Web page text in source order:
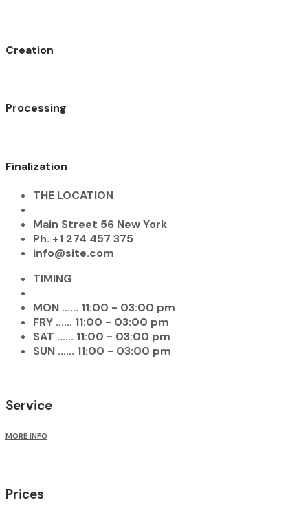
Creation
Processing
Finalization
THE LOCATION
Main Street 56 New York
Ph. +1 274 457 375
info@site.com
TIMING
MON ...... 11:00 - 03:00 pm
FRY ...... 11:00 - 03:00 pm
SAT ...... 11:00 - 03:00 pm
SUN ...... 11:00 - 03:00 pm
Service
MORE INFO
Prices